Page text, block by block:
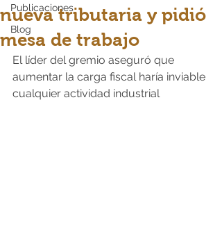
Publicaciones
Blog
nueva tributaria y pidió
mesa de trabajo
El líder del gremio aseguró que
aumentar la carga fiscal haría inviable
cualquier actividad industrial